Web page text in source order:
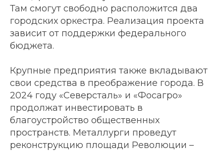
Там смогут свободно расположится два
городских оркестра. Реализация проекта
зависит от поддержки федерального
бюджета.
Крупные предприятия также вкладывают
свои средства в преображение города. В
2024 году «Северсталь» и «Фосагро»
продолжат инвестировать в
благоустройство общественных
пространств. Металлурги проведут
реконструкцию площади Революции –